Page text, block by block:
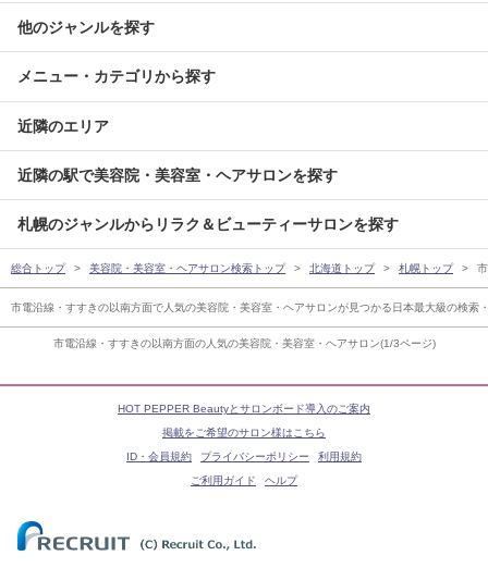
市電沿線・すすきの以南方面の人気の美容院・美容室・ヘアサロン(1/3ページ)
他のジャンルを探す
メニュー・カテゴリから探す
近隣のエリア
近隣の駅で美容院・美容室・ヘアサロンを探す
札幌のジャンルからリラク＆ビューティーサロンを探す
総合トップ 美容院・美容室・ヘアサロン検索トップ 北海道トップ 札幌トップ
市電沿線・すすきの以南方面で人気の美容院・美容室・ヘアサロンが見つかる日本最大級の検
HOT PEPPER Beautyとサロンボード導入のご案内
掲載をご希望のサロン様はこちら
ID・会員規約
プライバシーポリシー
利用規約
ご利用ガイド
ヘルプ